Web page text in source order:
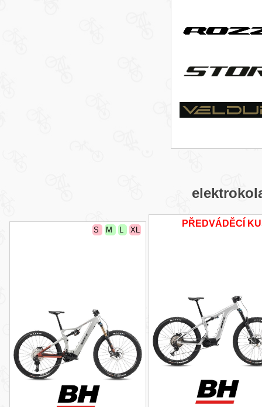
S M L XL
PŘEDVÁDĚCÍ